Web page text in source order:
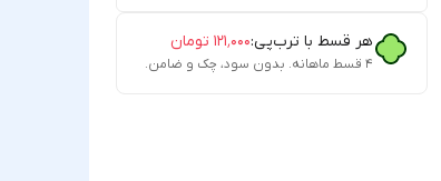
هر قسط با ترب‌پی:۱۲۱٬۰۰۰ تومان
۴ قسط ماهانه. بدون سود، چک و ضامن.